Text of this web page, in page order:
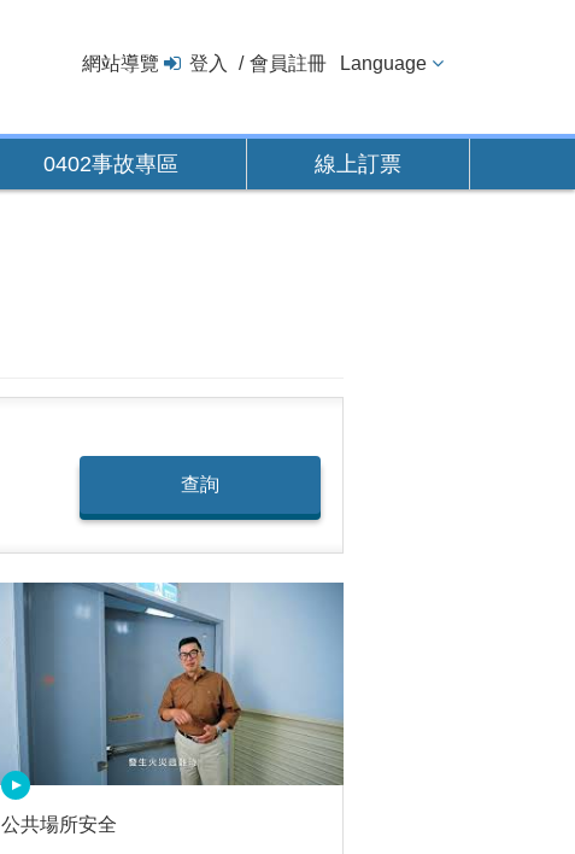
網站導覽 登入 會員註冊 Language
0402事故專區 線上訂票
查詢
公共場所安全